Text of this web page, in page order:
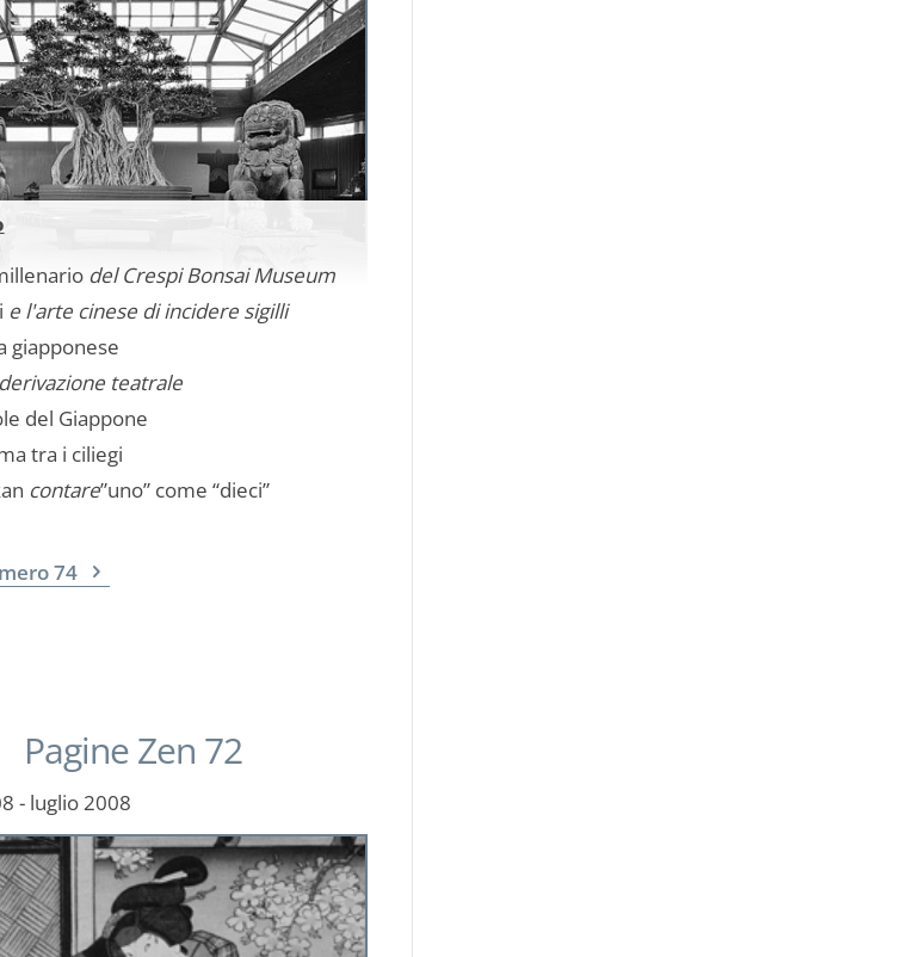
del Crespi Bonsai Museum
e l'arte cinese di incidere sigilli
giapponese
teatrale
del Giappone
tra i ciliegi
contare”uno” come “dieci”
74
Pagine Zen 72
- luglio 2008